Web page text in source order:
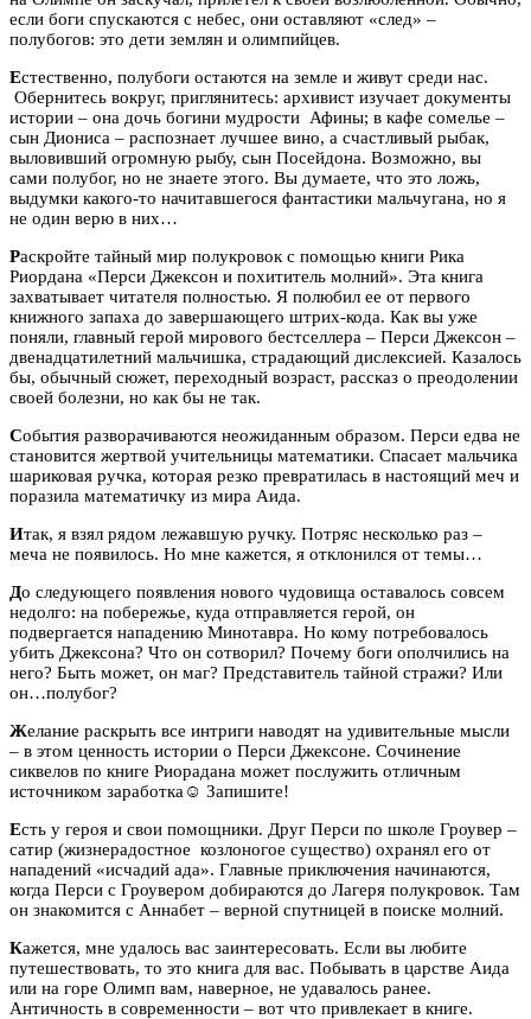
если боги спускаются с небес, они оставляют «след» –
полубогов: это дети землян и олимпийцев.
Естественно, полубоги остаются на земле и живут среди нас.
Обернитесь вокруг, приглянитесь: архивист изучает документы
истории – она дочь богини мудрости Афины; в кафе сомелье –
сын Диониса – распознает лучшее вино, а счастливый рыбак,
выловивший огромную рыбу, сын Посейдона. Возможно, вы
сами полубог, но не знаете этого. Вы думаете, что это ложь,
выдумки какого-то начитавшегося фантастики мальчугана, но я
не один верю в них…
Раскройте тайный мир полукровок с помощью книги Рика
Риордана «Перси Джексон и похититель молний». Эта книга
захватывает читателя полностью. Я полюбил ее от первого
книжного запаха до завершающего штрих-кода. Как вы уже
поняли, главный герой мирового бестселлера – Перси Джексон –
двенадцатилетний мальчишка, страдающий дислексией. Казалось
бы, обычный сюжет, переходный возраст, рассказ о преодолении
своей болезни, но как бы не так.
События разворачиваются неожиданным образом. Перси едва не
становится жертвой учительницы математики. Спасает мальчика
шариковая ручка, которая резко превратилась в настоящий меч и
поразила математичку из мира Аида.
Итак, я взял рядом лежавшую ручку. Потряс несколько раз –
меча не появилось. Но мне кажется, я отклонился от темы…
До следующего появления нового чудовища оставалось совсем
недолго: на побережье, куда отправляется герой, он
подвергается нападению Минотавра. Но кому потребовалось
убить Джексона? Что он сотворил? Почему боги ополчились на
него? Быть может, он маг? Представитель тайной стражи? Или
он…полубог?
Желание раскрыть все интриги наводят на удивительные мысли
– в этом ценность истории о Перси Джексоне. Сочинение
сиквелов по книге Риорадана может послужить отличным
источником заработка ☺ Запишите!
Есть у героя и свои помощники. Друг Перси по школе Гроувер –
сатир (жизнерадостное козлоногое существо) охранял его от
нападений «исчадий ада». Главные приключения начинаются,
когда Перси с Гроувером добираются до Лагеря полукровок. Там
он знакомится с Аннабет – верной спутницей в поиске молний.
Кажется, мне удалось вас заинтересовать. Если вы любите
путешествовать, то это книга для вас. Побывать в царстве Аида
или на горе Олимп вам, наверное, не удавалось ранее.
Античность в современности – вот что привлекает в книге.